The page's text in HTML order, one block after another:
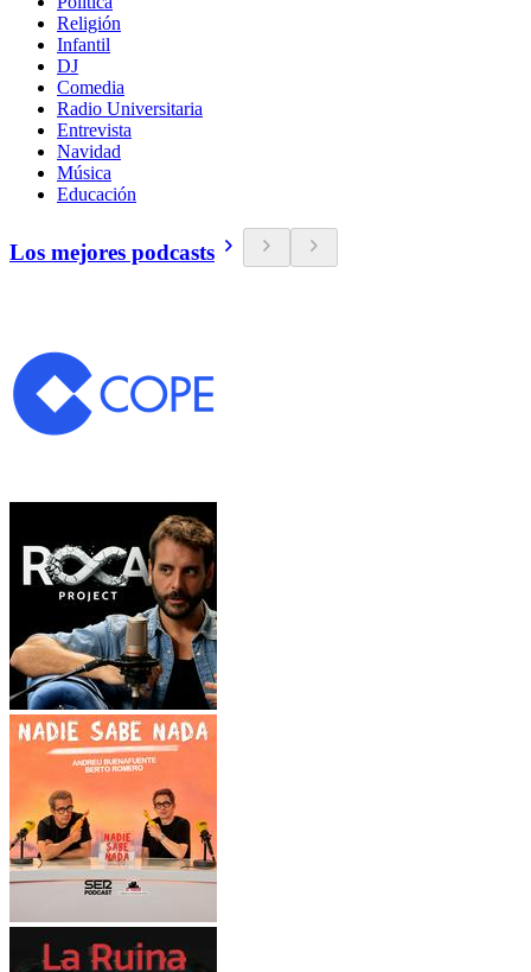
Religión
Infantil
DJ
Comedia
Radio Universitaria
Entrevista
Navidad
Música
Educación
Los mejores podcasts